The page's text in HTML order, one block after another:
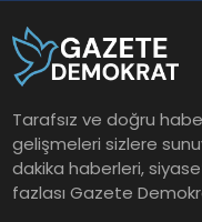
Tarafsız ve doğru
gelişmeleri sizlere
dakika haberleri,
fazlası Gazete